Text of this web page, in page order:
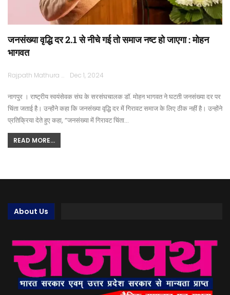
जनसंख्या वृद्धि दर 2.1 से नीचे गई तो समाज नष्ट हो जाएगा : मोहन
भागवत
Rajpath Mathura Dec 1, 2024
नागपुर । राष्ट्रीय स्वयंसेवक संघ के सरसंघचालक डॉ. मोहन भागवत ने घटती जनसंख्या दर पर
चिंता जताई है। उन्होंने कहा कि जनसंख्या वृद्धि दर में गिरावट समाज के लिए ठीक नहीं है। उन्होंने
प्रतिक्रिया देते हुए कहा, ”जनसंख्या में गिरावट चिंता…
READ MORE...
About Us